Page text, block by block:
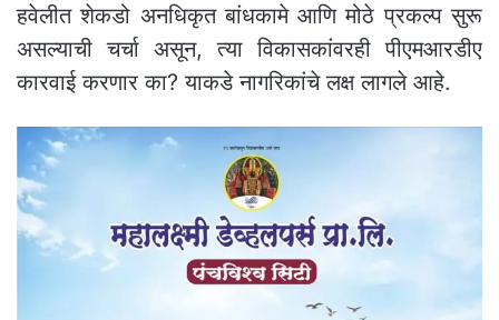
हवेलीत शेकडो अनधिकृत बांधकामे आणि मोठे प्रकल्प सुरू
असल्याची चर्चा असून, त्या विकासकांवरही पीएमआरडीए
कारवाई करणार का? याकडे नागरिकांचे लक्ष लागले आहे.